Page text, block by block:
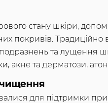
стану шкіри,
покривів. Традиційно
та лущення
акне та дерматози,
для підтримки